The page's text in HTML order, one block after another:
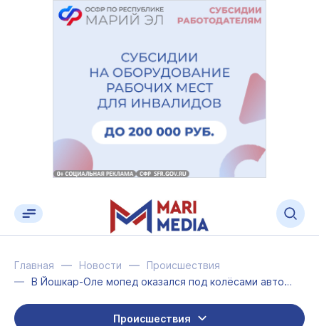
Главная Новости
Происшествия
В Йошкар-Оле мопед оказался под колёсами автомашины
Происшествия